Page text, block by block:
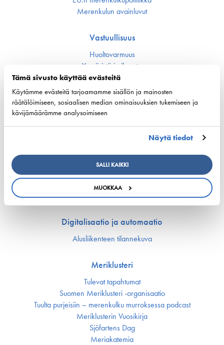
Tämä sivusto käyttää evästeitä
Käytämme evästeitä tarjoamamme sisällön ja mainosten
räätälöimiseen, sosiaalisen median ominaisuuksien tukemiseen ja
kävijämäärämme analysoimiseen
Näytä tiedot
SALLI KAIKKI
MUOKKAA
Merenkulun avainluvut
Vastuullisuus
Huoltovarmuus
Ympäristö ja ilmasto
Varustamot panostavat uuteen teknologiaan ja
ympäristöystävällisiin ratkaisuihin uusissa aluksissa
Turvallisuus
Koulutus ja osaaminen
Suomen Varustamoiden Yrityskylä
Merenkulun HarjoitteluMylly
Ship Happens: Tutustu merenkulkualan mahdollisuuksiin
Digitalisaatio ja automaatio
Alusliikenteen tilannekuva
Meriklusteri
Tulevat tapahtumat
Suomen Meriklusteri -organisaatio
Tuulta purjeisiin – merenkulku murroksessa podcast
Meriklusterin Vuosikirja
Sjöfartens Dag
Meriakatemia